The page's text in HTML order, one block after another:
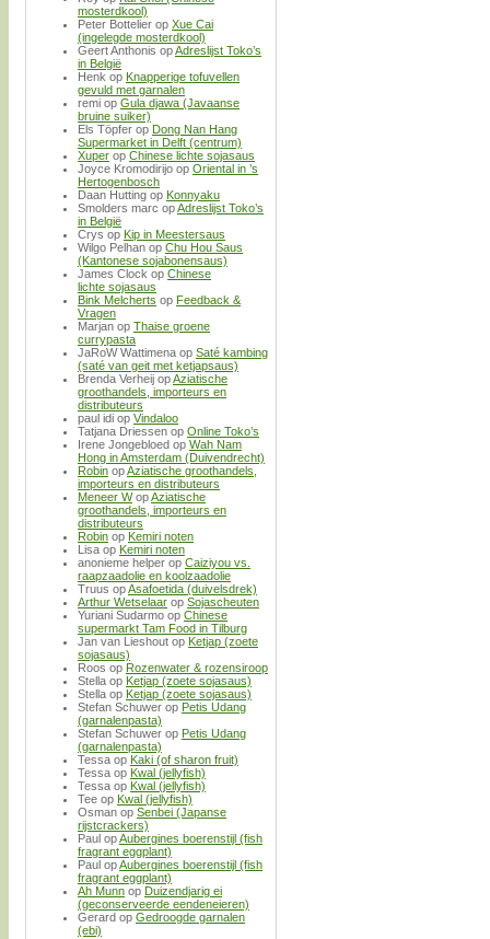
mosterdkool)
Peter Bottelier op Xue Cai
(ingelegde mosterdkool)
Geert Anthonis opAdreslijst Toko’s
in België
Henk op Knapperige tofuvellen
gevuld met garnalen
remi op Gula djawa (Javaanse
bruine suiker)
Els Töpfer op Dong Nan Hang
Supermarket in Delft (centrum)
Xuper op Chinese lichte sojasaus
Joyce Kromodirijo op Oriental in ’s
Hertogenbosch
Daan Hutting op Konnyaku
Smolders marc opAdreslijst Toko’s
in België
Crys op Kip in Meestersaus
Wilgo Pelhan op Chu Hou Saus
(Kantonese sojabonensaus)
James Clock op Chinese
lichte sojasaus
Bink Melcherts op Feedback &
Vragen
Marjan op Thaise groene
currypasta
JaRoW Wattimena op Saté kambing
(saté van geit met ketjapsaus)
Brenda Verheij opAziatische
groothandels, importeurs en
distributeurs
paul idi op Vindaloo
Tatjana Driessen op Online Toko’s
Irene Jongebloed op Wah Nam
Hong in Amsterdam (Duivendrecht)
Robin opAziatische groothandels,
importeurs en distributeurs
Meneer WopAziatische
groothandels, importeurs en
distributeurs
Robin op Kemiri noten
Lisa op Kemiri noten
anonieme helper op Caiziyou vs.
raapzaadolie en koolzaadolie
Truus opAsafoetida (duivelsdrek)
Arthur Wetselaar op Sojascheuten
Yuriani Sudarmo op Chinese
supermarkt Tam Food in Tilburg
Jan van Lieshout op Ketjap (zoete
sojasaus)
Roos op Rozenwater & rozensiroop
Stella op Ketjap (zoete sojasaus)
Stella op Ketjap (zoete sojasaus)
Stefan Schuwer op Petis Udang
(garnalenpasta)
Stefan Schuwer op Petis Udang
(garnalenpasta)
Tessa op Kaki (of sharon fruit)
Tessa op Kwal (jellyfish)
Tessa op Kwal (jellyfish)
Tee op Kwal (jellyfish)
Osman op Senbei (Japanse
rijstcrackers)
Paul opAubergines boerenstijl (fish
fragrant eggplant)
Paul opAubergines boerenstijl (fish
fragrant eggplant)
Ah Munn op Duizendjarig ei
(geconserveerde eendeneieren)
Gerard op Gedroogde garnalen
(ebi)